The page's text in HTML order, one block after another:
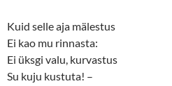
Kuid selle aja mälestus
Ei kao mu rinnasta:
Ei üksgi valu, kurvastus
Su kuju kustuta! –